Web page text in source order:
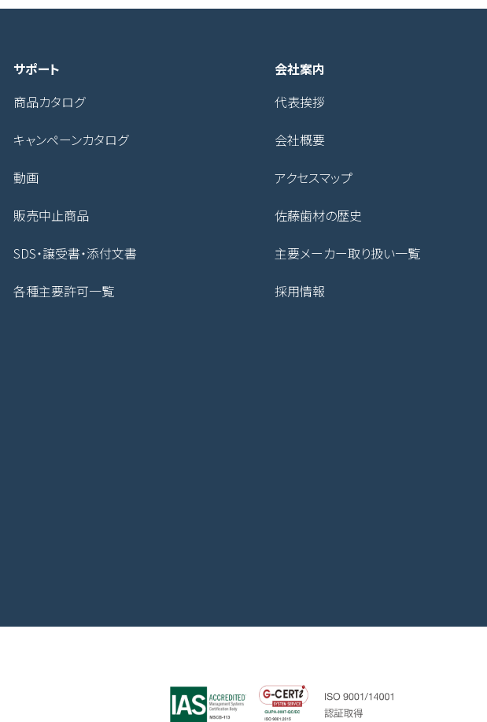
サポート
商品カタログ
キャンペーンカタログ
動画
販売中止商品
SDS・譲受書・添付文書
各種主要許可一覧
会社案内
代表挨拶
会社概要
アクセスマップ
佐藤歯材の歴史
主要メーカー取り扱い一覧
採用情報